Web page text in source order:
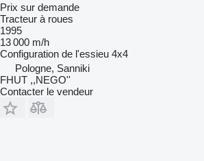
Prix sur demande
Tracteur à roues
1995
13 000 m/h
Configuration de l'essieu 4x4
Pologne, Sanniki
FHUT ,,NEGO''
Contacter le vendeur